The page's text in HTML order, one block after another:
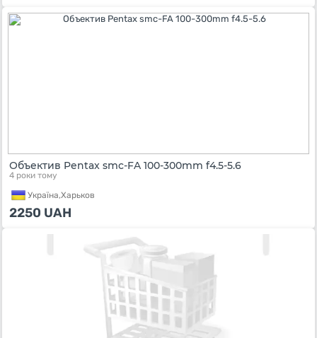
Объектив Pentax smc-FA 100-300mm f4.5-5.6
4 роки тому
Україна,Харьков
2250 UAH